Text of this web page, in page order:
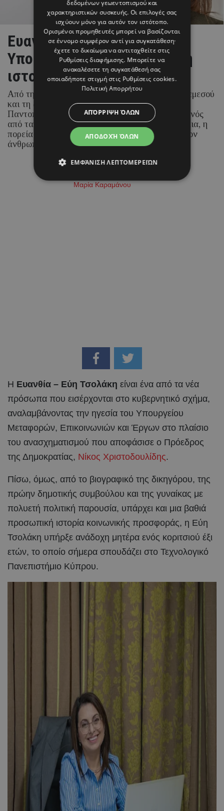
Ευανθία Τσολάκη: Η νέα
Υπουργός Μεταφορών και η
ιστορία της αναδοχής
Από την κοινωνική δράση στους δρόμους της Λεμεσού
και τη δημιουργία του πρώτου Κοινωνικού
Παντοπωλείου της Κύπρου μέχρι την ανάληψη ενός
από τα πιο απαιτητικά κυβερνητικά χαρτοφυλάκια, η
πορεία της νέας Υπουργού έχει στο επίκεντρο τον
άνθρωπο.
Μαρία Καραμάνου
Η Ευανθία – Εύη Τσολάκη είναι ένα από τα νέα
πρόσωπα που εισέρχονται στο κυβερνητικό σχήμα,
αναλαμβάνοντας την ηγεσία του Υπουργείου
Μεταφορών, Επικοινωνιών και Έργων στο πλαίσιο
του ανασχηματισμού που αποφάσισε ο Πρόεδρος
της Δημοκρατίας, Νίκος Χριστοδουλίδης.
Πίσω, όμως, από το βιογραφικό της δικηγόρου, της
πρώην δημοτικής συμβούλου και της γυναίκας με
πολυετή πολιτική παρουσία, υπάρχει και μια βαθιά
προσωπική ιστορία κοινωνικής προσφοράς, η Εύη
Τσολάκη υπήρξε ανάδοχη μητέρα ενός κοριτσιού έξι
ετών, το οποίο σήμερα σπουδάζει στο Τεχνολογικό
Πανεπιστήμιο Κύπρου.
δεδομένων γεωεντοπισμού και
χαρακτηριστικών συσκευής. Οι επιλογές σας
ισχύουν μόνο για αυτόν τον ιστότοπο.
Ορισμένοι προμηθευτές μπορεί να βασίζονται
σε έννομο συμφέρον αντί για συγκατάθεση·
έχετε το δικαίωμα να αντιταχθείτε στις
Ρυθμίσεις διαφήμισης. Μπορείτε να
ανακαλέσετε τη συγκατάθεσή σας
οποιαδήποτε στιγμή στις Ρυθμίσεις cookies.
Πολιτική Απορρήτου
ΑΠΟΔΟΧΉ ΌΛΩΝ
ΑΠΌΡΡΙΨΗ ΌΛΩΝ
ΕΜΦΆΝΙΣΗ ΛΕΠΤΟΜΕΡΕΙΏΝ